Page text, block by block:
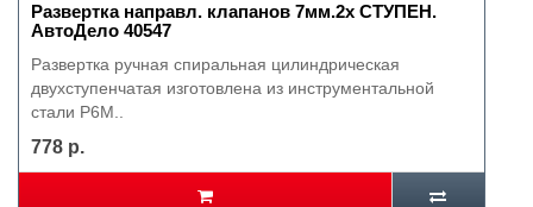
Развертка направл. клапанов 7мм.2х СТУПЕН.
АвтоДело 40547
Развертка ручная спиральная цилиндрическая
двухступенчатая изготовлена из инструментальной
стали P6M..
778 р.